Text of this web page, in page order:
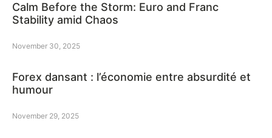
Calm Before the Storm: Euro and Franc
Stability amid Chaos
November 30, 2025
Forex dansant : l’économie entre absurdité et
humour
November 29, 2025